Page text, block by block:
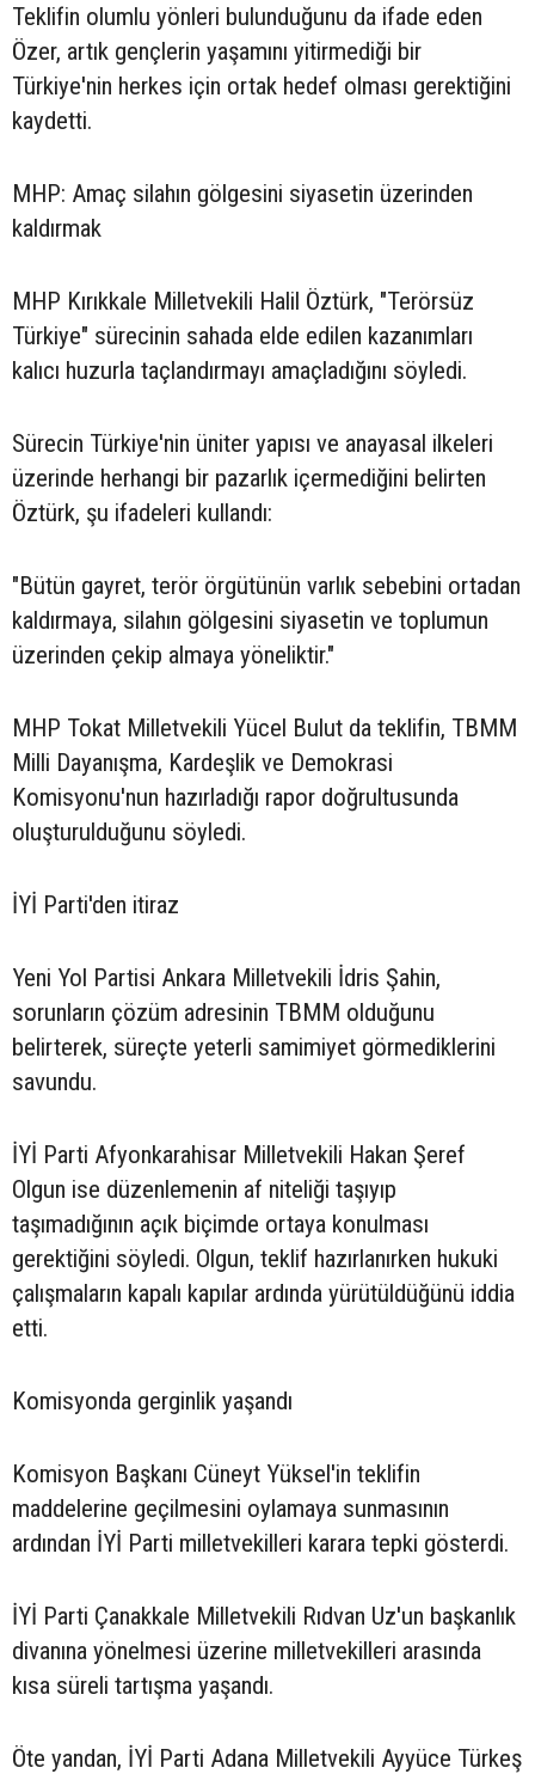
Teklifin olumlu yönleri bulunduğunu da ifade eden
Özer, artık gençlerin yaşamını yitirmediği bir
Türkiye'nin herkes için ortak hedef olması gerektiğini
kaydetti.
MHP: Amaç silahın gölgesini siyasetin üzerinden
kaldırmak
MHP Kırıkkale Milletvekili Halil Öztürk, "Terörsüz
Türkiye" sürecinin sahada elde edilen kazanımları
kalıcı huzurla taçlandırmayı amaçladığını söyledi.
Sürecin Türkiye'nin üniter yapısı ve anayasal ilkeleri
üzerinde herhangi bir pazarlık içermediğini belirten
Öztürk, şu ifadeleri kullandı:
"Bütün gayret, terör örgütünün varlık sebebini ortadan
kaldırmaya, silahın gölgesini siyasetin ve toplumun
üzerinden çekip almaya yöneliktir."
MHP Tokat Milletvekili Yücel Bulut da teklifin, TBMM
Milli Dayanışma, Kardeşlik ve Demokrasi
Komisyonu'nun hazırladığı rapor doğrultusunda
oluşturulduğunu söyledi.
İYİ Parti'den itiraz
Yeni Yol Partisi Ankara Milletvekili İdris Şahin,
sorunların çözüm adresinin TBMM olduğunu
belirterek, süreçte yeterli samimiyet görmediklerini
savundu.
İYİ Parti Afyonkarahisar Milletvekili Hakan Şeref
Olgun ise düzenlemenin af niteliği taşıyıp
taşımadığının açık biçimde ortaya konulması
gerektiğini söyledi. Olgun, teklif hazırlanırken hukuki
çalışmaların kapalı kapılar ardında yürütüldüğünü iddia
etti.
Komisyonda gerginlik yaşandı
Komisyon Başkanı Cüneyt Yüksel'in teklifin
maddelerine geçilmesini oylamaya sunmasının
ardından İYİ Parti milletvekilleri karara tepki gösterdi.
İYİ Parti Çanakkale Milletvekili Rıdvan Uz'un başkanlık
divanına yönelmesi üzerine milletvekilleri arasında
kısa süreli tartışma yaşandı.
Öte yandan, İYİ Parti Adana Milletvekili Ayyüce Türkeş